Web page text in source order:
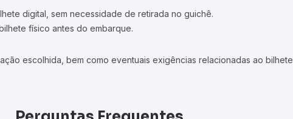
digital, sem necessidade de retirada no guichê.
físico antes do embarque.
escolhida, bem como eventuais exigências relacionadas ao